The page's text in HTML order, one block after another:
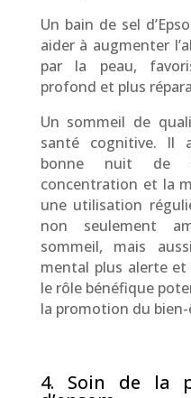
Un bain de sel
aider à augmenter
par la peau,
profond et plus
Un sommeil de
santé cognitive. Il
bonne nuit de
concentration et la
une utilisation
non seulement
sommeil, mais
mental plus alerte et
le rôle bénéfique
la promotion du
4. Soin de la